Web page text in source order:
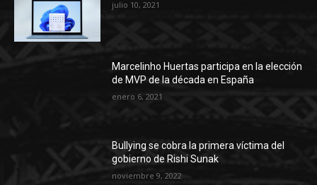
julio 10, 2021
Marcelinho Huertas participa en la elección
de MVP de la década en España
enero 6, 2021
Bullying se cobra la primera víctima del
gobierno de Rishi Sunak
noviembre 9, 2022